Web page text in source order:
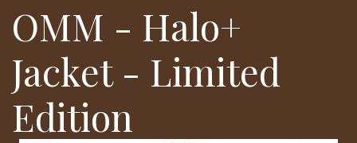
OMM - Halo+
Jacket - Limited
Edition